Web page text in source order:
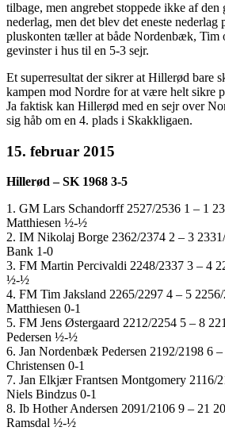
tilbage, men angrebet stoppede ikke af
nederlag, men det blev det eneste nederlag
pluskonten tæller at både Nordenbæk, Tim
gevinster i hus til en 5-3 sejr.
Et superresultat der sikrer at Hillerød bare
kampen mod Nordre for at være helt sikre
Ja faktisk kan Hillerød med en sejr over
sig håb om en 4. plads i Skakkligaen.
15. februar 2015
Hillerød – SK 1968 3-5
1. GM Lars Schandorff 2527/2536 1 – 1
Matthiesen ½-½
2. IM Nikolaj Borge 2362/2374 2 – 3
Bank 1-0
3. FM Martin Percivaldi 2248/2337 3 – 4
½-½
4. FM Tim Jaksland 2265/2297 4 – 5
Matthiesen 0-1
5. FM Jens Østergaard 2212/2254 5 – 8
Pedersen ½-½
6. Jan Nordenbæk Pedersen 2192/2198 6
Christensen 0-1
7. Jan Elkjær Frantsen Montgomery 2116/
Niels Bindzus 0-1
8. Ib Hother Andersen 2091/2106 9 – 21
Ramsdal ½-½